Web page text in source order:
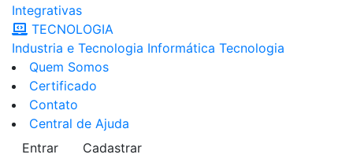
Integrativas
TECNOLOGIA
Industria e Tecnologia Informática Tecnologia
Quem Somos
Certificado
Contato
Central de Ajuda
Entrar
Cadastrar